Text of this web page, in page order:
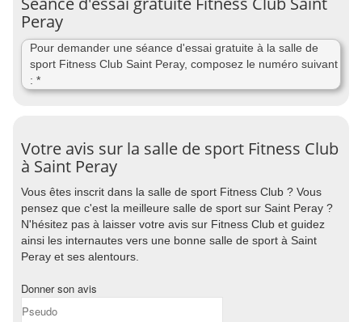
Peray
Pour demander une séance d'essai gratuite à la salle de
sport Fitness Club Saint Peray, composez le numéro suivant
: *
Votre avis sur la salle de sport Fitness Club
à Saint Peray
Vous êtes inscrit dans la salle de sport Fitness Club ? Vous
pensez que c'est la meilleure salle de sport sur Saint Peray ?
N'hésitez pas à laisser votre avis sur Fitness Club et guidez
ainsi les internautes vers une bonne salle de sport à Saint
Peray et ses alentours.
Donner son avis